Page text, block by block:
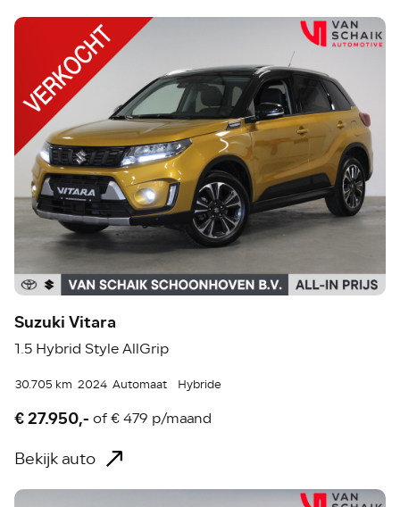
Suzuki Vitara
1.5 Hybrid Style AllGrip
30.705 km 2024 Automaat Hybride
€ 27.950,- of€ 479 p/maand
Bekijk auto